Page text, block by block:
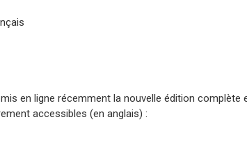
en ligne récemment la nouvelle édition complète
accessibles (en anglais) :